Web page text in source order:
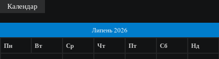
Календар
Липень 2026
Пн Вт Ср Чт Пт Сб Нд